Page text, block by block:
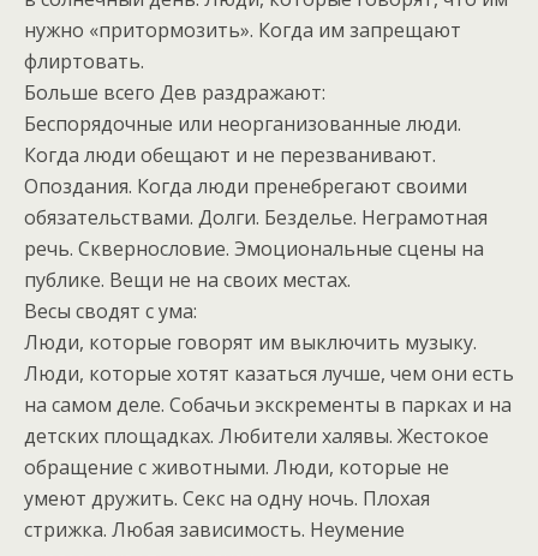
нужно «притормозить». Когда им запрещают
флиртовать.
Больше всего Дев раздражают:
Беспорядочные или неорганизованные люди.
Когда люди обещают и не перезванивают.
Опоздания. Когда люди пренебрегают своими
обязательствами. Долги. Безделье. Неграмотная
речь. Сквернословие. Эмоциональные сцены на
публике. Вещи не на своих местах.
Весы сводят с ума:
Люди, которые говорят им выключить музыку.
Люди, которые хотят казаться лучше, чем они есть
на самом деле. Собачьи экскременты в парках и на
детских площадках. Любители халявы. Жестокое
обращение с животными. Люди, которые не
умеют дружить. Секс на одну ночь. Плохая
стрижка. Любая зависимость. Неумение